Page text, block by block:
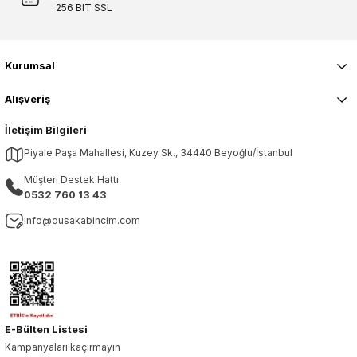
256 BIT SSL
İletişim Bilgileri
Piyale Paşa Mahallesi, Kuzey Sk., 34440 Beyoğlu/İstanbul
Müşteri Destek Hattı
0532 760 13 43
info@dusakabincim.com
Kurumsal
Alışveriş
E-Bülten Listesi
Kampanyaları kaçırmayın